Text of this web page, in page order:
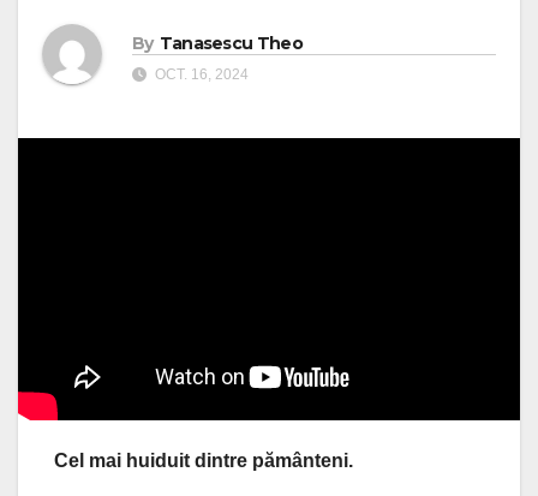
By Tanasescu Theo
OCT. 16, 2024
Cel mai huiduit dintre pământeni.